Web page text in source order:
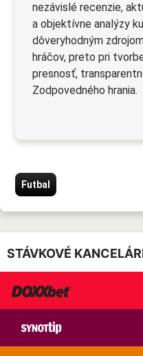
nezávislé recenzie,
a objektívne analýzy
dôveryhodným
hráčov, preto pri
presnosť,
Zodpovedného hrania.
Futbal
STÁVKOVÉ